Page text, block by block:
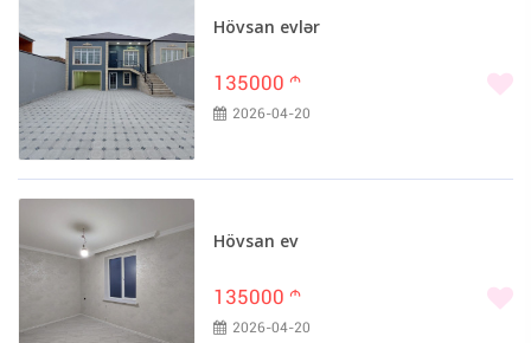
Hövsan evlər
135000 m
2026-04-20
Hövsan ev
135000 m
2026-04-20